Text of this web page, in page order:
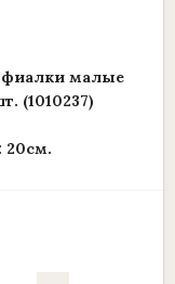
фиалки малые
(1010237)
20см.